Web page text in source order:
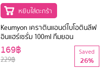
หยิบใส่ตะกร้า
Keumyon เคราตินแอนด์ไบโอตินลีฟ
อินแฮร์เซรั่ม 100ml กึมยอน
229฿
169฿ Saved
26%